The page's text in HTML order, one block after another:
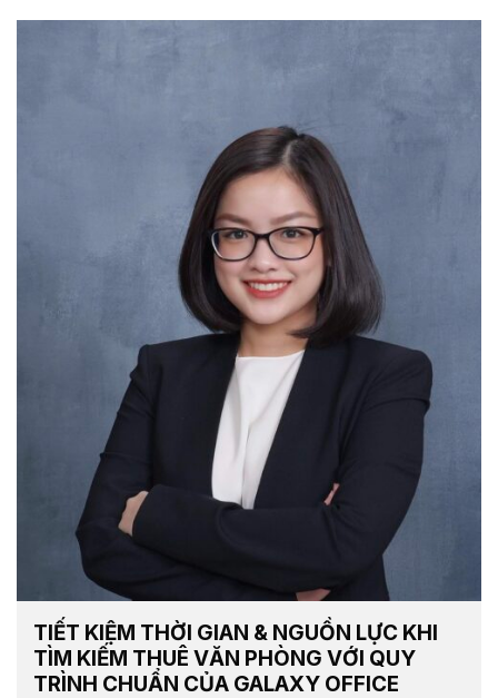
TIẾT KIỆM THỜI GIAN & NGUỒN LỰC KHI
TÌM KIẾM THUÊ VĂN PHÒNG VỚI QUY
TRÌNH CHUẨN CỦA GALAXY OFFICE